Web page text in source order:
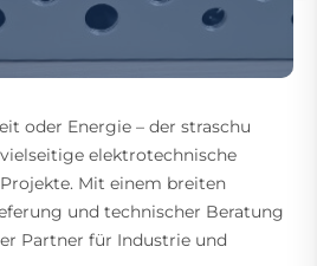
oder Energie – der straschu
elektrotechnische
Mit einem breiten
und technischer Beratung
Partner für Industrie und